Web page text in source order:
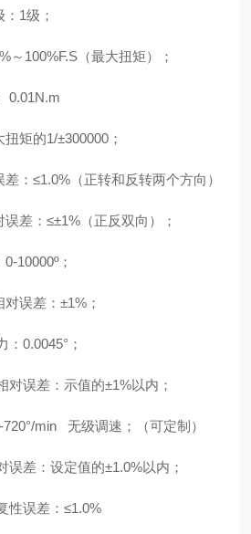
1级；
～100%F.S（最大扭矩）；
0.01N.m
矩的1/±300000；
：≤1.0%（正转和反转两个方向）
差：≤±1%（正反双向）；
10000º；
误差：±1%；
0.0045°；
对误差：示值的±1%以内；
min 无级调速；（可定制）
误差：设定值的±1.0%以内；
性误差：≤1.0%